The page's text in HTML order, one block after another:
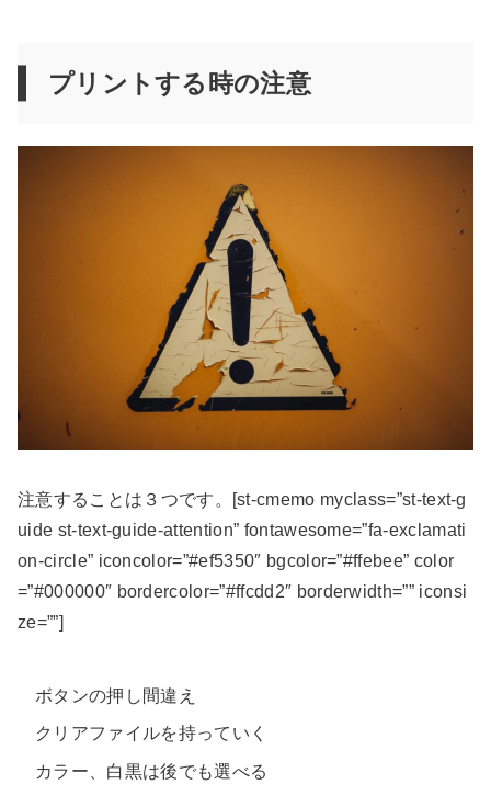
プリントする時の注意
注意することは３つです。[st-cmemo myclass=”st-text-g
uide st-text-guide-attention” fontawesome=”fa-exclamati
on-circle” iconcolor=”#ef5350″ bgcolor=”#ffebee” color
=”#000000″ bordercolor=”#ffcdd2″ borderwidth=”” iconsi
ze=””]
ボタンの押し間違え
クリアファイルを持っていく
カラー、白黒は後でも選べる